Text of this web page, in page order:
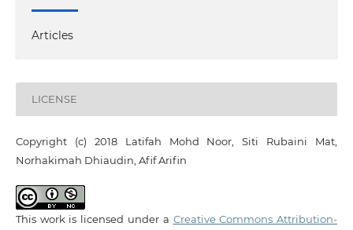
Articles
LICENSE
Copyright (c) 2018 Latifah Mohd Noor, Siti Rubaini Mat,
Norhakimah Dhiaudin, Afif Arifin
This work is licensed under a Creative Commons Attribution-